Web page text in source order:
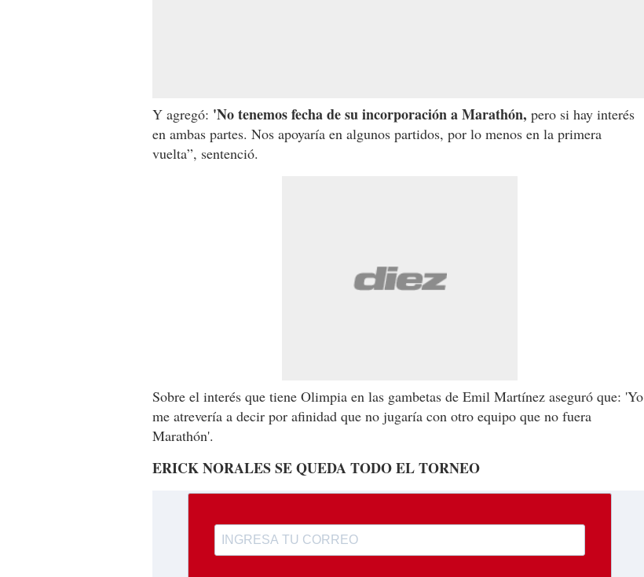
Y agregó: 'No tenemos fecha de su incorporación a Marathón, pero si hay interés
en ambas partes. Nos apoyaría en algunos partidos, por lo menos en la primera
vuelta”, sentenció.
Sobre el interés que tiene Olimpia en las gambetas de Emil Martínez aseguró que: 'Yo
me atrevería a decir por afinidad que no jugaría con otro equipo que no fuera
Marathón'.
ERICK NORALES SE QUEDA TODO EL TORNEO